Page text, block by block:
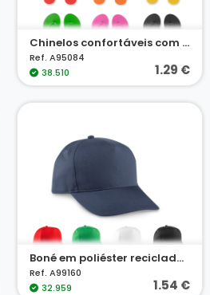
Chinelos confortáveis com sola em PE e tira em PVC
Ref. A95084
38.510
1.29 €
Boné em poliéster reciclado (100% rPET)
Ref. A99160
32.959
1.54 €